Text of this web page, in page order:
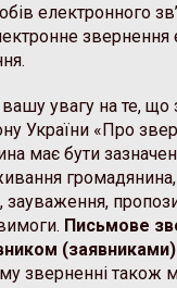
електронного
звернення
увагу на те, що
України «Про
має бути
Письмове
зверненні також